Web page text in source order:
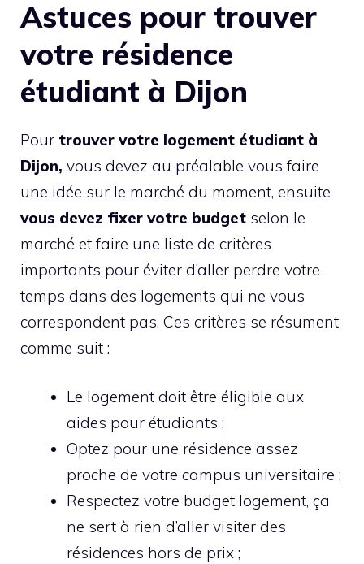
Astuces pour trouver
votre résidence
étudiant à Dijon
Pour trouver votre logement étudiant à
Dijon, vous devez au préalable vous faire
une idée sur le marché du moment, ensuite
vous devez fixer votre budget selon le
marché et faire une liste de critères
importants pour éviter d’aller perdre votre
temps dans des logements qui ne vous
correspondent pas. Ces critères se résument
comme suit :
Le logement doit être éligible aux
aides pour étudiants ;
Optez pour une résidence assez
proche de votre campus universitaire ;
Respectez votre budget logement, ça
ne sert à rien d’aller visiter des
résidences hors de prix ;